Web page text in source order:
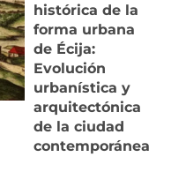
histórica de la
forma urbana
de Écija:
Evolución
urbanística y
arquitectónica
de la ciudad
contemporánea